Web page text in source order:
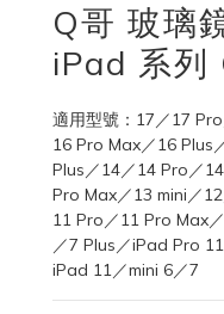
Q哥 玻璃
iPad 系列
適用型號：17／17
16 Pro Max／16 Plus
Plus／14／14 Pro／
Pro Max／13 mini／
11 Pro／11 Pro Max
／7 Plus／iPad Pro
iPad 11／mini 6／7